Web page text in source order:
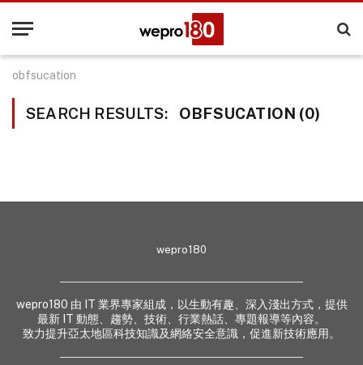
obfsucation
SEARCH RESULTS: OBFSUCATION (0)
wepro180
wepro180 由 IT 業界專家組成，以生動有趣、深入淺出方式，提供
最新 IT 動態、趨勢、技術、行業熱話、專題報導等內容。
致力提升亞太地區科技知識及網絡安全意識，促進新技術應用。